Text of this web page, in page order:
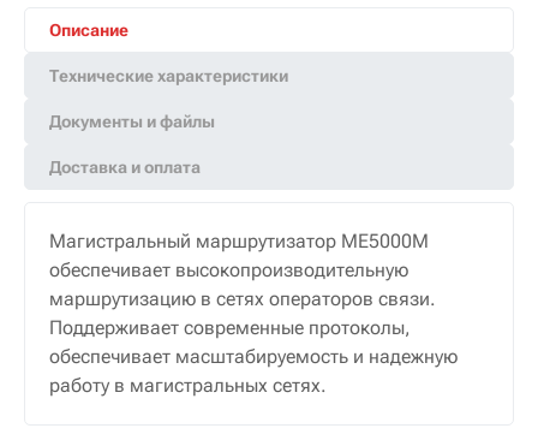
Описание
Технические характеристики
Документы и файлы
Доставка и оплата
Магистральный маршрутизатор ME5000M
обеспечивает высокопроизводительную
маршрутизацию в сетях операторов связи.
Поддерживает современные протоколы,
обеспечивает масштабируемость и надежную
работу в магистральных сетях.